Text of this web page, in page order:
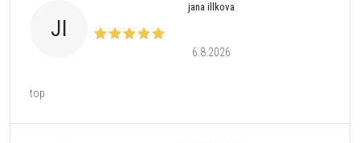
JI
jana illkova
6.8.2026
top